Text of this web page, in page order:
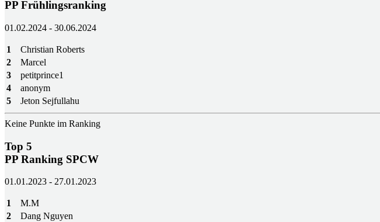
PP Frühlingsranking
01.02.2024 - 30.06.2024
1 Christian Roberts
2
Marcel
3
petitprince1
4
anonym
5
Jeton Sejfullahu
Keine Punkte im Ranking
Top 5
PP Ranking SPCW
01.01.2023 - 27.01.2023
1 M.M
2
Dang Nguyen